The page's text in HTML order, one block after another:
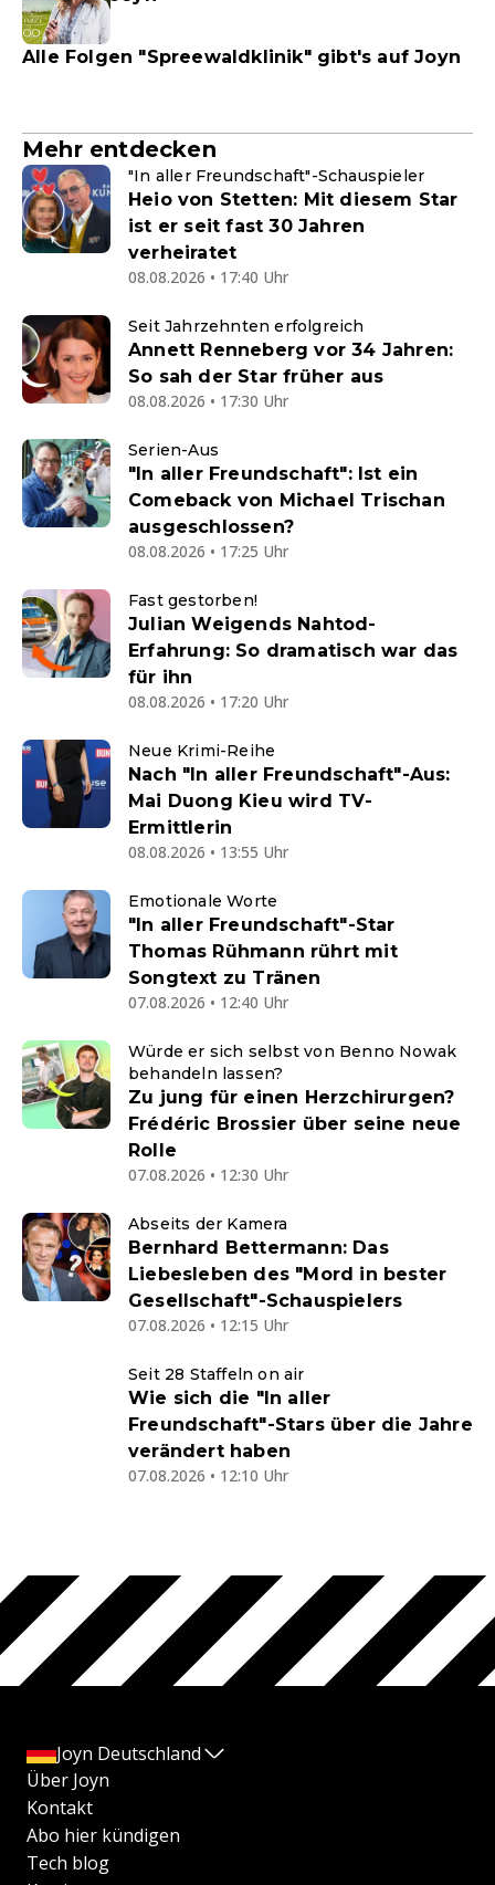
Alle Folgen "Spreewaldklinik" gibt's auf Joyn
Mehr entdecken
"In aller Freundschaft"-Schauspieler
Heio von Stetten: Mit diesem Star
ist er seit fast 30 Jahren
verheiratet
08.08.2026 • 17:40 Uhr
Seit Jahrzehnten erfolgreich
Annett Renneberg vor 34 Jahren:
So sah der Star früher aus
08.08.2026 • 17:30 Uhr
Serien-Aus
"In aller Freundschaft": Ist ein
Comeback von Michael Trischan
ausgeschlossen?
08.08.2026 • 17:25 Uhr
Fast gestorben!
Julian Weigends Nahtod-
Erfahrung: So dramatisch war das
für ihn
08.08.2026 • 17:20 Uhr
Neue Krimi-Reihe
Nach "In aller Freundschaft"-Aus:
Mai Duong Kieu wird TV-
Ermittlerin
08.08.2026 • 13:55 Uhr
Emotionale Worte
"In aller Freundschaft"-Star
Thomas Rühmann rührt mit
Songtext zu Tränen
07.08.2026 • 12:40 Uhr
Würde er sich selbst von Benno Nowak
behandeln lassen?
Zu jung für einen Herzchirurgen?
Frédéric Brossier über seine neue
Rolle
07.08.2026 • 12:30 Uhr
Abseits der Kamera
Bernhard Bettermann: Das
Liebesleben des "Mord in bester
Gesellschaft"-Schauspielers
07.08.2026 • 12:15 Uhr
Seit 28 Staffeln on air
Wie sich die "In aller
Freundschaft"-Stars über die Jahre
verändert haben
07.08.2026 • 12:10 Uhr
Joyn Deutschland
Über Joyn
Kontakt
Abo hier kündigen
Tech blog